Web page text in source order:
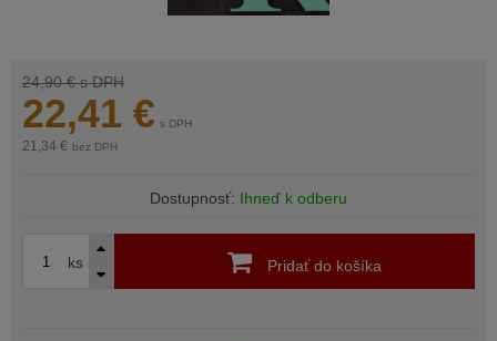
24,90 €s DPH
22,41 € s DPH
21,34 € bez DPH
Dostupnosť: Ihneď k odberu
ks Pridať do košíka